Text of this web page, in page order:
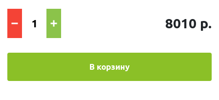
8010 р.
В корзину